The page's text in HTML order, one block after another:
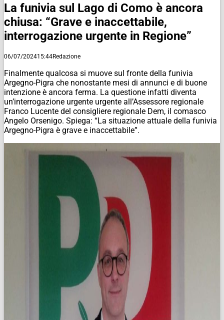
La funivia sul Lago di Como è ancora
chiusa: “Grave e inaccettabile,
interrogazione urgente in Regione”
06/07/202415:44Redazione
Finalmente qualcosa si muove sul fronte della funivia
Argegno-Pigra che nonostante mesi di annunci e di buone
intenzione è ancora ferma. La questione infatti diventa
un’interrogazione urgente urgente all’Assessore regionale
Franco Lucente del consigliere regionale Dem, il comasco
Angelo Orsenigo. Spiega: “La situazione attuale della funivia
Argegno-Pigra è grave e inaccettabile”.